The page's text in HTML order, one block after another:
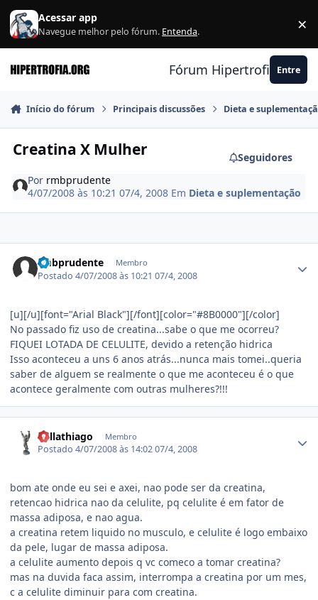
Ir para conteúdo
Acessar app
Navegue melhor pelo fórum. Entenda. ×
Fórum Hipertrofia.org
Entre
Início do fórum Principais discussões Dieta e
Creatina X Mulher
Seguidores
Por rmbprudente
4/07/2008 às 10:2107/4, 2008 Em Dieta e suplementação
rmbprudente Membro
Postado4/07/2008 às 10:2107/4, 2008
[u][/u][font="Arial Black"][/font][color="#8B0000"][/color]
No passado fiz uso de creatina...sabe o que me ocorreu?
FIQUEI LOTADA DE CELULITE, devido a retenção hidrica
Isso aconteceu a uns 6 anos atrás...nunca mais tomei..queria
saber de alguem se realmente o que me aconteceu é o que
acontece geralmente com outras mulheres?!!!
dallathiago Membro
Postado4/07/2008 às 14:0207/4, 2008
bom ate onde eu sei e axei, nao pode ser da creatina,
retencao hidrica nao da celulite, pq celulite é em fator de
massa adiposa, e nao agua.
a creatina retem liquido no musculo, e celulite é logo embaixo
da pele, lugar de massa adiposa.
a celulite aumento depois q vc comeco a tomar creatina?
mas na duvida faca assim, interrompa a creatina por um mes,
c a celulite diminuir para com creatina.